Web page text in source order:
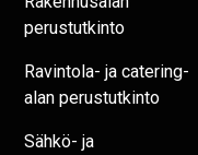
perustutkinto
Ravintola- ja catering-
alan perustutkinto
Sähkö- ja